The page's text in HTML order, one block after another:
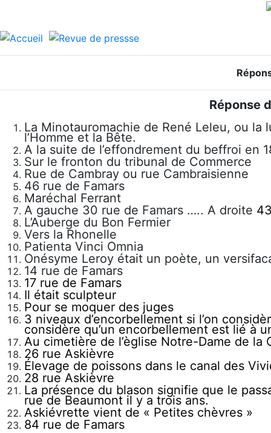
Réponse
La Minotauromachie de René Leleu, ou
l’Homme et la Bête.
A la suite de l’effondrement du beffroi en
Sur le fronton du tribunal de Commerce
Rue de Cambray ou rue Cambraisienne
46 rue de Famars
Maréchal Ferrant
A gauche 30 rue de Famars ….. A droite
L’Auberge du Bon Fermier
Vers la Rhonelle
Patienta Vinci Omnia
Onésyme Leroy était un poète, un
14 rue de Famars
17 rue de Famars
Il était sculpteur
Pour se moquer des juges
3 niveaux d’encorbellement si l’on
considère qu’un encorbellement est lié à
Au cimetière de l’èglise Notre-Dame de la
26 rue Askièvre
Élevage de poissons dans le canal des
28 rue Askièvre
La présence du blason signifie que le
rue de Beaumont il y a trois ans.
Askiévrette vient de « Petites chèvres »
84 rue de Famars